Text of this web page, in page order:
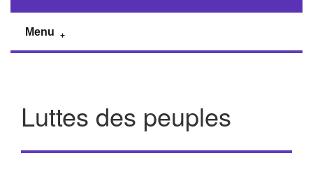
Menu
Luttes des peuples